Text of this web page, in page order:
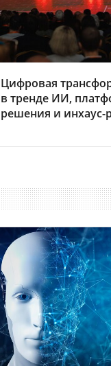
Цифровая
в тренде ИИ,
решения и инхаус-